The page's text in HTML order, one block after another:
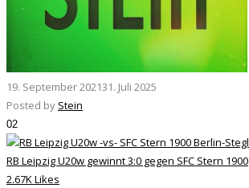
19. September 202131. Juli 2025
Posted by Stein
02
RB Leipzig U20w gewinnt 3:0 gegen SFC Stern 1900
2.67K Likes